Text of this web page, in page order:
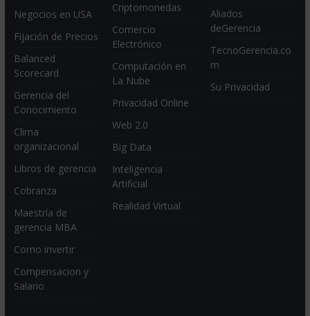
Negocios en USA
Fijación de Precios
Balanced
Scorecard
Gerencia del
Conocimiento
Clima
organizacional
Libros de gerencia
Cobranza
Maestría de
gerencia MBA
Como invertir
Compensacion y
Salario
Criptomonedas
Comercio
Electrónico
Computación en
La Nube
Privacidad Online
Web 2.0
Big Data
Inteligencia
Artificial
Realidad Virtual
Aliados
deGerencia
TecnoGerencia.co
m
Su Privacidad